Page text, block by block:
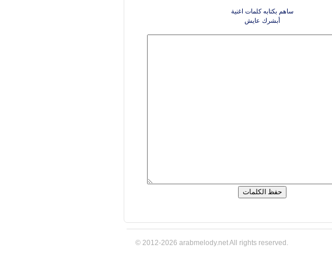
ساهم بكتابه كلمات اغنية
أبشرك عايش
© 2012-2026 arabmelody.net All rights reserved.